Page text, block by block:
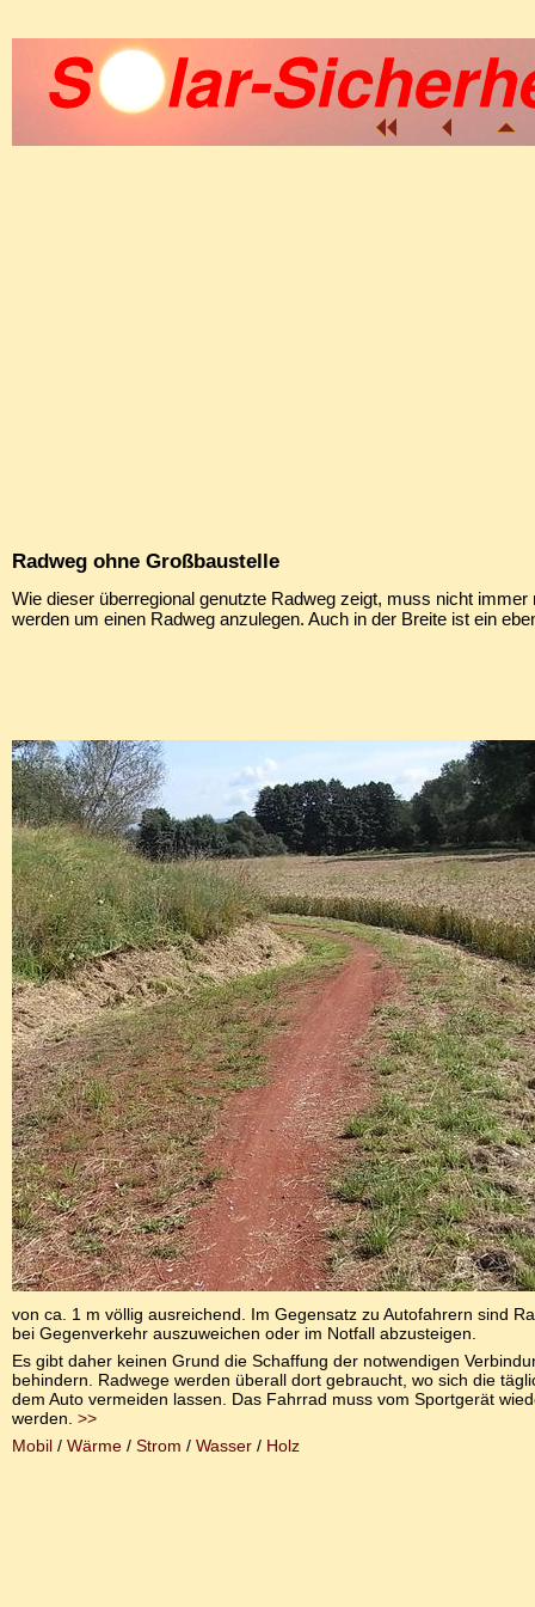
Radweg ohne Großbaustelle
Wie dieser überregional genutzte Radweg zeigt, muss nicht
werden um einen Radweg anzulegen. Auch in der Breite ist ein
von ca. 1 m völlig ausreichend. Im Gegensatz zu Autofahrern sind
bei Gegenverkehr auszuweichen oder im Notfall abzusteigen.
Es gibt daher keinen Grund die Schaffung der notwendigen
behindern. Radwege werden überall dort gebraucht, wo sich die
dem Auto vermeiden lassen. Das Fahrrad muss vom Sportgerät
werden. >>
Mobil / Wärme / Strom / Wasser / Holz